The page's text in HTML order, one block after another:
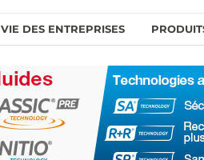
VIE DES ENTREPRISES